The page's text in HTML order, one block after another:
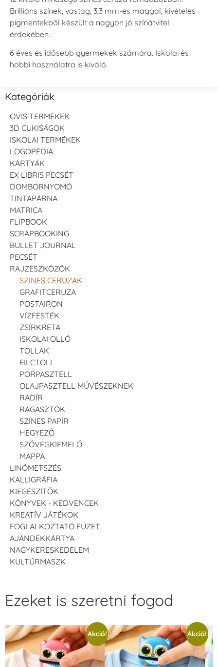
Brilliáns színek, vastag, 3,3 mm-es maggal, kivételes
pigmentekből készült a nagyon jó színátvitel
érdekében.
6 éves és idősebb gyermekek számára. Iskolai és
hobbi használatra is kiváló.
Kategóriák
OVIS TERMÉKEK
3D CUKISÁGOK
ISKOLAI TERMÉKEK
LOGOPÉDIA
KÁRTYÁK
EX LIBRIS PECSÉT
DOMBORNYOMÓ
TINTAPÁRNA
MATRICA
FLIPBOOK
SCRAPBOOKING
BULLET JOURNAL
PECSÉT
RAJZESZKÖZÖK
SZINES CERUZAK
GRAFITCERUZA
POSTAIRON
VÍZFESTÉK
ZSÍRKRÉTA
ISKOLAI OLLÓ
TOLLAK
FILCTOLL
PORPASZTELL
OLAJPASZTELL MŰVÉSZEKNEK
RADÍR
RAGASZTÓK
SZÍNES PAPÍR
HEGYEZŐ
SZÖVEGKIEMELŐ
MAPPA
LINÓMETSZÉS
KALLIGRÁFIA
KIEGÉSZÍTŐK
KÖNYVEK - KEDVENCEK
KREATÍV JÁTÉKOK
FOGLALKOZTATÓ FÜZET
AJÁNDÉKKÁRTYA
NAGYKERESKEDELEM
KULTÚRMASZK
Ezeket is szeretni fogod
Akció! Akció!